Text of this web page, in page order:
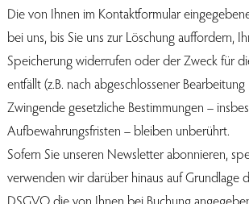
Die von Ihnen im Kontaktformular
bei uns, bis Sie uns zur Löschung auffordern,
Speicherung widerrufen oder der Zweck für
entfällt (z.B. nach abgeschlossener
Zwingende gesetzliche Bestimmungen –
Aufbewahrungsfristen – bleiben unberührt.
Sofern Sie unseren Newsletter abonnieren,
verwenden wir darüber hinaus auf Grundlage